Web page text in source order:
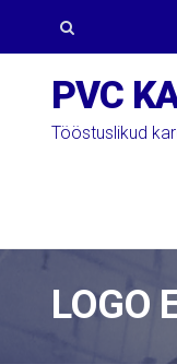
Skip
to
navigation
Skip
to
content
PVC
Tööstuslikud
LOGO